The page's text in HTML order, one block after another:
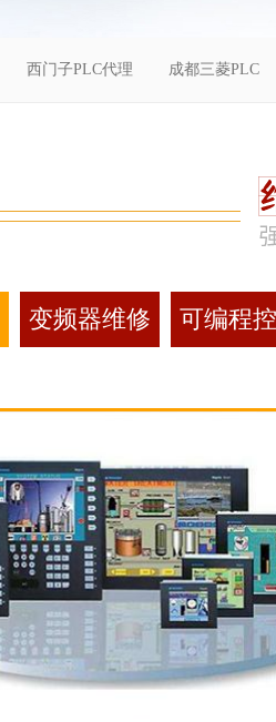
西门子PLC代理 成都三菱PLC
变频器维修 可编程